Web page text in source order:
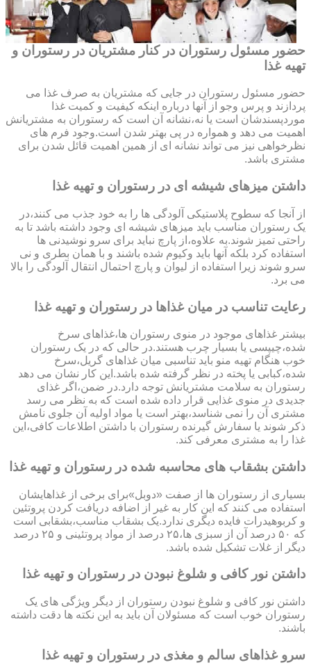
حضور مسئول رستوران در کنار مشتریان در رستوران و
تهیه غذا
حضور مسئول رستوران در جایی که مشتریان به صرف غذا می
پردازند و پرس وجو از آنها درباره اینکه کیفیت و کمیت غذا
موردپسندشان است یا نه،نشانه آن است که رستوران به مشتریانش
اهمیت می دهد و همواره در پی بهتر شدن است.وجود فرم های
نظرخواهی نیز می تواند نشانه ای از همین اهمیت قائل شدن برای
مشتری باشد.
داشتن میزهای شیشه ای در رستوران و تهیه غذا
از آنجا که سطوح پلاستیکی آلودگی ها را به خود جذب می کنند،در
یک رستوران مناسب باید میزهای شیشه ای وجود داشته باشد تا به
راحتی تمیز شوند.به علاوه،از پارچ نباید برای سرو نوشیدنی ها
استفاده کرد بلکه آنها باید وکیوم شده باشند و با همان بطری و نی
سرو شوند زیرا استفاده از لیوان و پارچ احتمال انتقال آلودگی را بالا
می برد.
رعایت تناسب در میان غذاها در رستوران و تهیه غذا
بیشتر غذاهای موجود در منوی رستوران ها،غذاهای سرخ
شده،چیپسی یا بسیار چرب هستند.در حالی که در یک رستوران
خوب هنگام تهیه منو باید تناسبی میان غذاهای گریل،سرخ
شده،کبابی یا پخته در نظر گرفته شده باشد.این کار نشان می دهد
رستوران به سلامت مشتریانش توجه دارد.در ضمن،اگر غذای
جدیدی در منوی غذایی قرار داده شده است که به نظر می رسد
مشتری آن را نمی شناسد،بهتر است یا مواد اولیه آن جلوی نامش
ذکر شوند یا سفارش گیرنده رستوران با داشتن اطلاعات کافی،این
غذا را به مشتری معرفی کند.
داشتن بشقاب های محاسبه شده در رستوران و تهیه غذا
بسیاری از رستوران ها از صفت «دوبل»برای برخی از غذاهایشان
استفاده می کنند که این کار به غیر از اضافه دریافت کردن پروتئین
و کربوهیدرات فایده دیگری ندارد.یک بشقاب مناسب،بشقابی است
که ۵۰ درصد آن از سبزی ها،۲۵ درصد از مواد پروتئینی و ۲۵ درصد
دیگر از غلات تشکیل شده باشد.
داشتن نور کافی و شلوغ نبودن در رستوران و تهیه غذا
داشتن نور کافی و شلوغ نبودن رستوران از دیگر ویژگی های یک
رستوران خوب است که مسئولان آن باید به این نکته ها دقت داشته
باشند.
سرو غذاهای سالم و مغذی در رستوران و تهیه غذا